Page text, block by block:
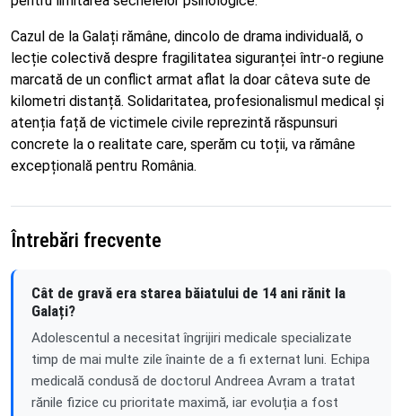
Cazul de la Galați rămâne, dincolo de drama individuală, o
lecție colectivă despre fragilitatea siguranței într-o regiune
marcată de un conflict armat aflat la doar câteva sute de
kilometri distanță. Solidaritatea, profesionalismul medical și
atenția față de victimele civile reprezintă răspunsuri
concrete la o realitate care, sperăm cu toții, va rămâne
excepțională pentru România.
Întrebări frecvente
Cât de gravă era starea băiatului de 14 ani rănit la
Galați?
Adolescentul a necesitat îngrijiri medicale specializate
timp de mai multe zile înainte de a fi externat luni. Echipa
medicală condusă de doctorul Andreea Avram a tratat
rănile fizice cu prioritate maximă, iar evoluția a fost